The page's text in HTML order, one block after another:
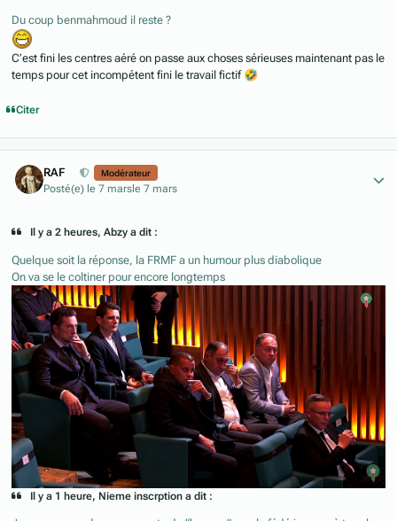
Du coup benmahmoud il reste ?
C’est fini les centres aéré on passe aux choses sérieuses maintenant pas le
temps pour cet incompétent fini le travail fictif 🤣
Citer
RAF Modérateur
Posté(e) le 7 marsle 7 mars
Il y a 2 heures, Abzy a dit :
Quelque soit la réponse, la FRMF a un humour plus diabolique
On va se le coltiner pour encore longtemps
Il y a 1 heure, Nieme inscrption a dit :